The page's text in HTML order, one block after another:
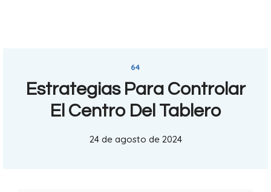
64
Estrategias Para Controlar
El Centro Del Tablero
24 de agosto de 2024